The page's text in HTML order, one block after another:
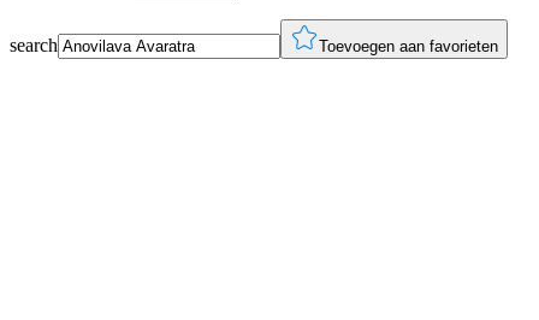
search Toevoegen aan favorieten